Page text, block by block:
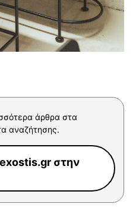
άρθρα στα
αναζήτησης.
στην